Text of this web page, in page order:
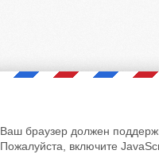
Ваш браузер должен
Пожалуйста, включите